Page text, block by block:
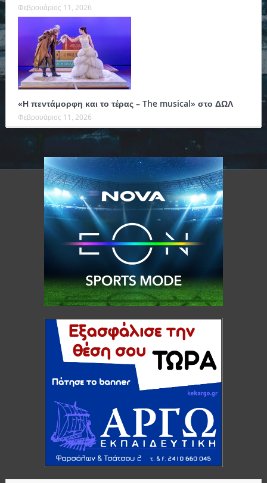
Φεβρουάριος 11, 2026
«Η πεντάμορφη και το τέρας – The musical» στο ΔΩΛ
Φεβρουάριος 11, 2026